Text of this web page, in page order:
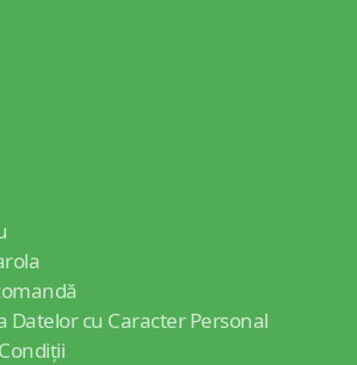
Datelor cu Caracter Personal